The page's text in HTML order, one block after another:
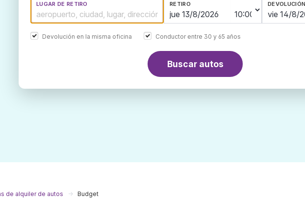
LUGAR DE RETIRO RETIRO DEVOLUCIÓN
Devolución en la misma oficina Conductor entre 30 y 65 años
Buscar autos
de alquiler de autos Budget